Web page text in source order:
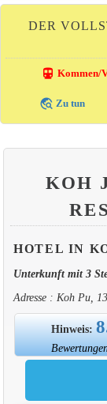
DER
directions_transit Kommen/
travel_explore Zu tun
KOH
HOTEL IN
Unterkunft mit 3
Adresse : Koh Pu,
Hinweis: